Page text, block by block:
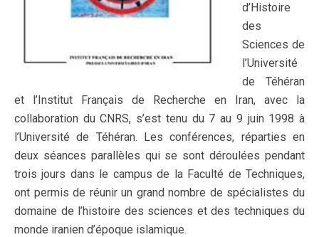
d’Histoire
des
Sciences de
l’Université
de Téhéran
et l’Institut Français de Recherche en Iran, avec la
collaboration du CNRS, s’est tenu du 7 au 9 juin 1998 à
l’Université de Téhéran. Les conférences, réparties en
deux séances parallèles qui se sont déroulées pendant
trois jours dans le campus de la Faculté de Techniques,
ont permis de réunir un grand nombre de spécialistes du
domaine de l’histoire des sciences et des techniques du
monde iranien d’époque islamique.